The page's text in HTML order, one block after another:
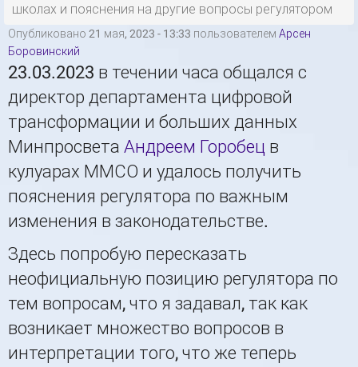
школах и пояснения на другие вопросы регулятором
Опубликовано 21 мая, 2023 - 13:33 пользователем Арсен
Боровинский
23.03.2023 в течении часа общался с
директор департамента цифровой
трансформации и больших данных
Минпросвета Андреем Горобец в
кулуарах ММСО и удалось получить
пояснения регулятора по важным
изменения в законодательстве.
Здесь попробую пересказать
неофициальную позицию регулятора по
тем вопросам, что я задавал, так как
возникает множество вопросов в
интерпретации того, что же теперь